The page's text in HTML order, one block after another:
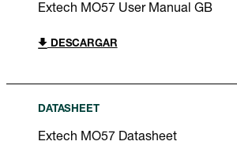
Extech MO57 User Manual GB
DESCARGAR
DATASHEET
Extech MO57 Datasheet